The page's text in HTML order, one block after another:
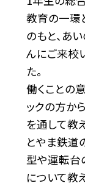
教育の一環
のもと、あ
んにご来校
た。
働くことの
ックの方か
を通して教
とやま鉄道
型や運転台
について教